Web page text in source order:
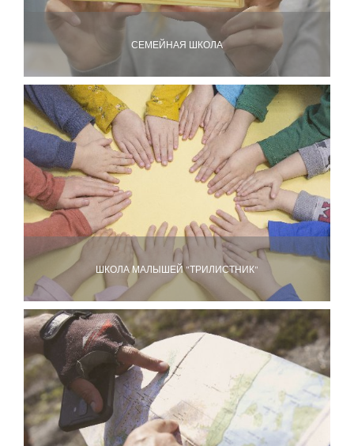
СЕМЕЙНАЯ ШКОЛА
ШКОЛА МАЛЫШЕЙ "ТРИЛИСТНИК"